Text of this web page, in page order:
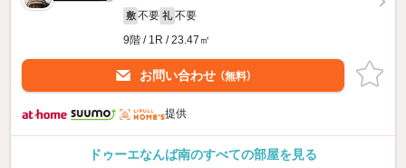
敷 不要 礼 不要
9階 / 1R / 23.47㎡
お問い合わせ （無料）
提供
ドゥーエなんば南のすべての部屋を見る